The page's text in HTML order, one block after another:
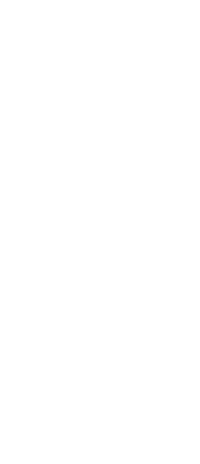
ëndërronte një
garë me një
Carpentier, Alex
Meqenëse rruga
1 është e
vështronte
të qëndrueshme,
dhe zgjuarët në
gjithmonë e ka
kompani me
tek ai dhe
Top 10 të Serisë
qasje metodike
qëllimet e tij në
makinën që do ta
Pasi kjo arritje të
trajtojë shkallën